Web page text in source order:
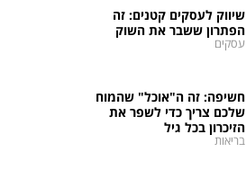
שיווק לעסקים קטנים: זה
הפתרון ששבר את השוק
עסקים
חשיפה: זה ה"אוכל" שהמוח
שלכם צריך כדי לשפר את
הזיכרון בכל גיל
בריאות